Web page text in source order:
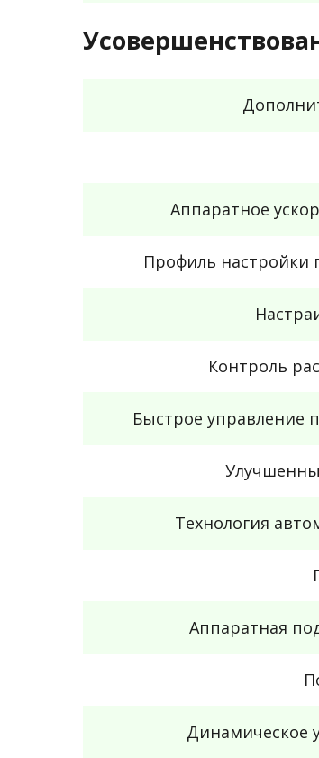
Аппаратное
Профиль настройки
Контроль
Быстрое управление
Технология
Аппаратная
Динамическое